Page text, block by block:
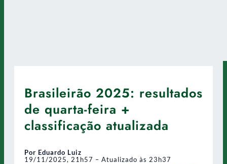
Brasileirão 2025: resultados
de quarta-feira +
classificação atualizada
Por Eduardo Luiz
19/11/2025, 21h57 – Atualizado às 23h37